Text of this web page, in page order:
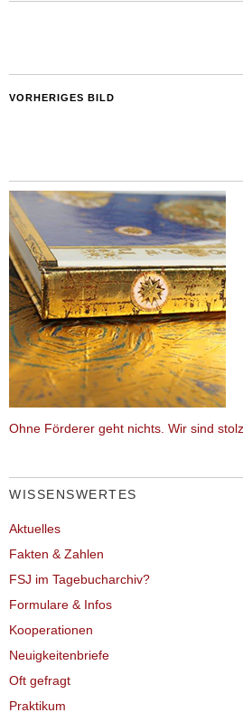
VORHERIGES BILD
Ohne Förderer geht nichts. Wir sind
WISSENSWERTES
Aktuelles
Fakten & Zahlen
FSJ im Tagebucharchiv?
Formulare & Infos
Kooperationen
Neuigkeitenbriefe
Oft gefragt
Praktikum